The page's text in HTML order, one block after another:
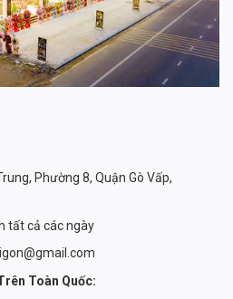
Phường 8, Quận Gò Vấp,
tất cả các ngày
Toàn Quốc: